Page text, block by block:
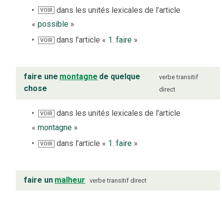
VOIR
dans les unités lexicales de l’article
« possible »
VOIR dans l’article « 1. faire »
faire une montagne de quelque
chose
verbe transitif
direct
VOIR
dans les unités lexicales de l’article
« montagne »
VOIR dans l’article « 1. faire »
faire un malheur verbe transitif direct